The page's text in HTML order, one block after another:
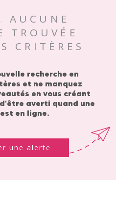
GESTION
NOTRE
AUCUNE
TROUVÉE
CRITÈRES
recherche en
et ne manquez
en vous créant
averti quand une
en ligne.
une alerte